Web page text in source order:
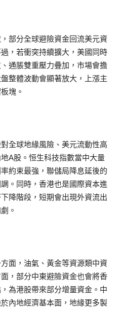
部分全球避險資金回流美元資
，若衝突持續擴大，美國同時
通脹雙重壓力疊加，市場會擔
整體波動會顯著放大，上漲主
塊。
全球地緣風險、美元流動性高
A股。恒生科技指數當中大量
約束最強，聯儲局降息延後的
。同時，香港也是國際資本進
降階段，短期會出現外資流出
。
面，油氣、黃金等資源類中資
，部分中東避險資金也會將香
為港股帶來部分增量資金。中
內地經濟基本面，地緣更多製